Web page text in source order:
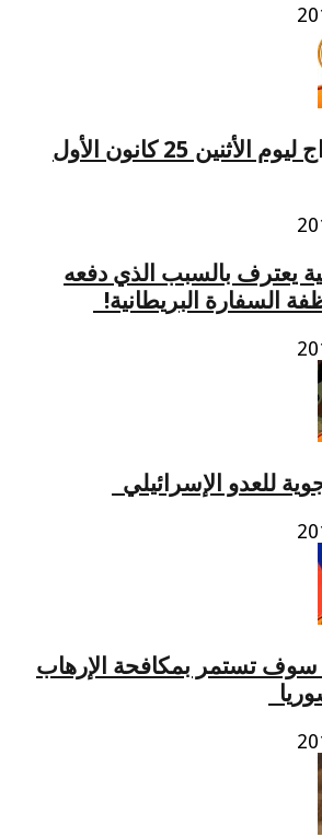
توقعات الأبراج ليوم الأثنين 25 كانون الأول
يعترف بالسبب الذي دفعه
السفارة البريطانية!
للعدو الإسرائيلي​
سوف تستمر بمكافحة الإرهاب